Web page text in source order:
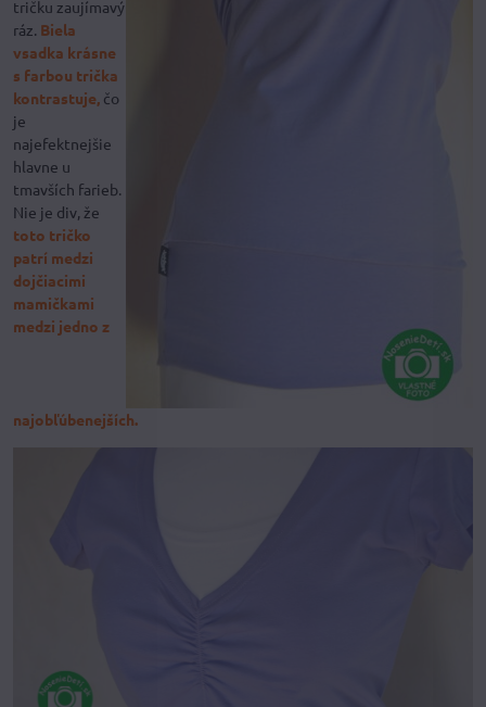
tričku zaujímavý
ráz. Biela
vsadka krásne
s farbou trička
kontrastuje, čo
je
najefektnejšie
hlavne u
tmavších farieb.
Nie je div, že
toto tričko
patrí medzi
dojčiacimi
mamičkami
medzi jedno z
najobľúbenejších.